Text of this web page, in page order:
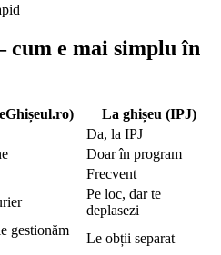
cum e mai simplu în
La ghișeu (IPJ)
Da, la IPJ
Doar în program
Frecvent
Pe loc, dar te
deplasezi
gestionăm
Le obții separat